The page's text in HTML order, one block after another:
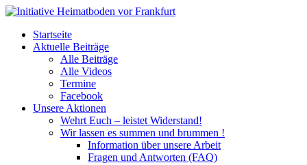
Startseite
Aktuelle Beiträge
Alle Beiträge
Alle Videos
Termine
Facebook
Unsere Aktionen
Wehrt Euch – leistet Widerstand!
Wir lassen es summen und brummen !
Information über unsere Arbeit
Fragen und Antworten (FAQ)